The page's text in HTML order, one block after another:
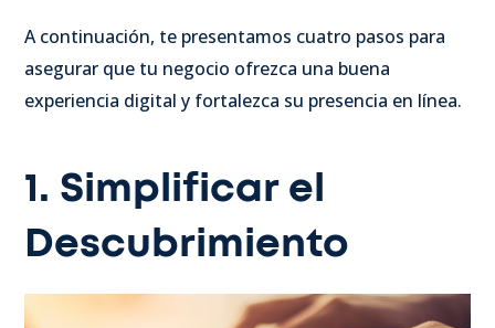
A continuación, te presentamos cuatro pasos para
asegurar que tu negocio ofrezca una buena
experiencia digital y fortalezca su presencia en línea.
1. Simplificar el
Descubrimiento